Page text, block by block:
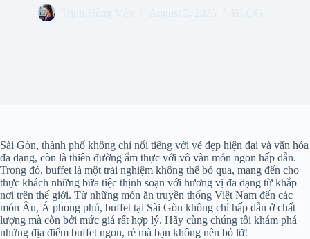
Sài Gòn, thành phố không chỉ nổi tiếng với vẻ đẹp hiện đại và văn hóa
đa dạng, còn là thiên đường ẩm thực với vô vàn món ngon hấp dẫn.
Trong đó, buffet là một trải nghiệm không thể bỏ qua, mang đến cho
thực khách những bữa tiệc thịnh soạn với hương vị đa dạng từ khắp
nơi trên thế giới. Từ những món ăn truyền thống Việt Nam đến các
món Âu, Á phong phú, buffet tại Sài Gòn không chỉ hấp dẫn ở chất
lượng mà còn bởi mức giá rất hợp lý. Hãy cùng chúng tôi khám phá
những địa điểm buffet ngon, rẻ mà bạn không nên bỏ lỡ!